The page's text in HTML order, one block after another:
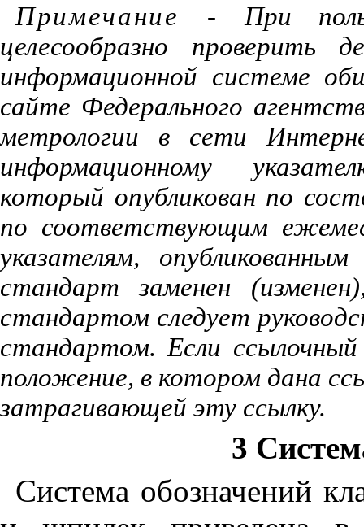
Примечание - При
целесообразно
проверить
информационной системе
сайте Федерального
метрологии
в сети
информационному
который опубликован по
по соответствующим
указателям, опубликованным
стандарт
заменен (изменен
стандартом следует
стандартом. Если ссылочный
положение, в котором дана
затрагивающей эту ссылку.
3
Система обозначений